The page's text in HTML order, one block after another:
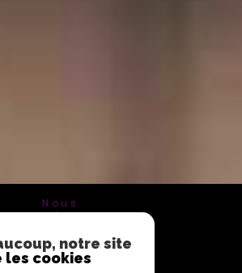
Nous
notre site
les cookies